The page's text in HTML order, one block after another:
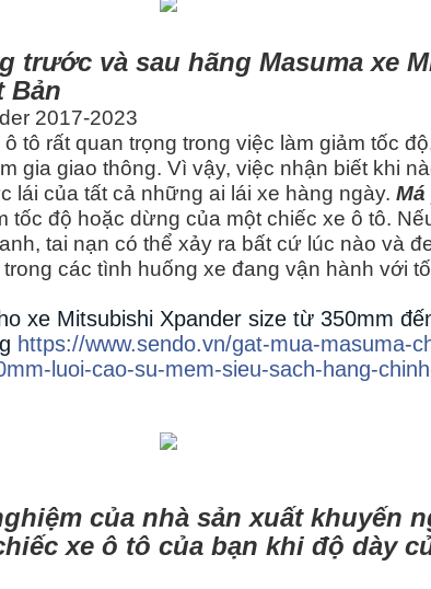
trước và sau hãng Masuma xe
Bản
2017-2023
tô rất quan trọng trong việc làm giảm tốc
gia giao thông. Vì vậy, việc nhận biết khi
lái của tất cả những ai lái xe hàng ngày.
tốc độ hoặc dừng của một chiếc xe ô tô.
tai nạn có thể xảy ra bất cứ lúc nào và
các tình huống xe đang vận hành với
xe Mitsubishi Xpander size từ 350mm
https://www.sendo.vn/gat-mua-masuma-
luoi-cao-su-mem-sieu-sach-hang-
của nhà sản xuất khuyến
xe ô tô của bạn khi độ dày